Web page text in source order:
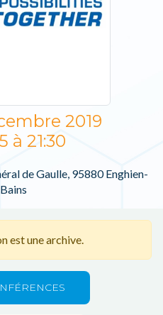
2019
à 21:30
de Gaulle, 95880 Enghien-
est une archive.